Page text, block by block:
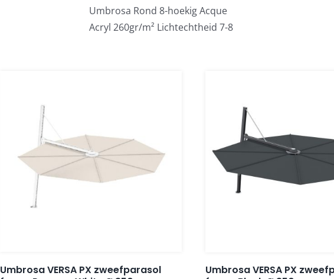
Umbrosa Rond 8-hoekig Acque
Acryl 260gr/m² Lichtechtheid 7-8
Umbrosa VERSA PX zweefparasol
Umbrosa VERSA PX